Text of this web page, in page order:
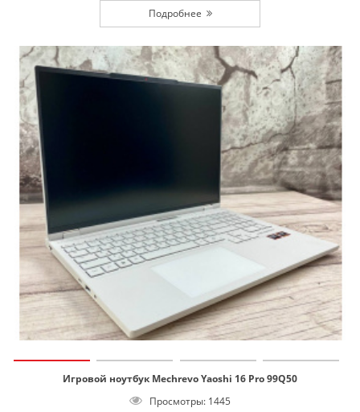
Игровой ноутбук Mechrevo Yaoshi 16 Pro 99Q50
Просмотры: 1445